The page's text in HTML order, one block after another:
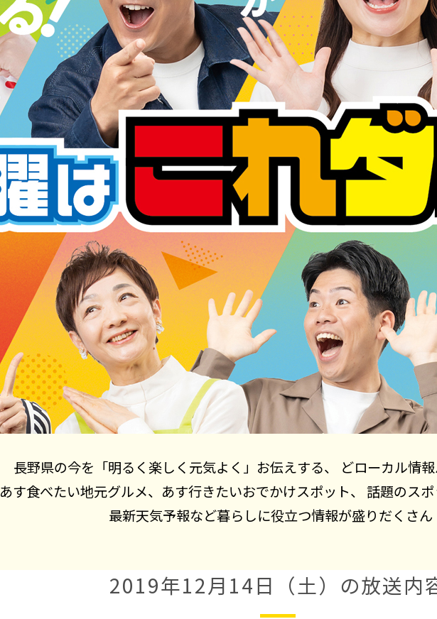
長野県の今を「明るく楽しく元気よく」お伝えする、 どローカル情
あす食べたい地元グルメ、あす行きたいおでかけスポット、 話題のス
最新天気予報など暮らしに役立つ情報が盛りだくさん
2019年12月14日（土）の放送内